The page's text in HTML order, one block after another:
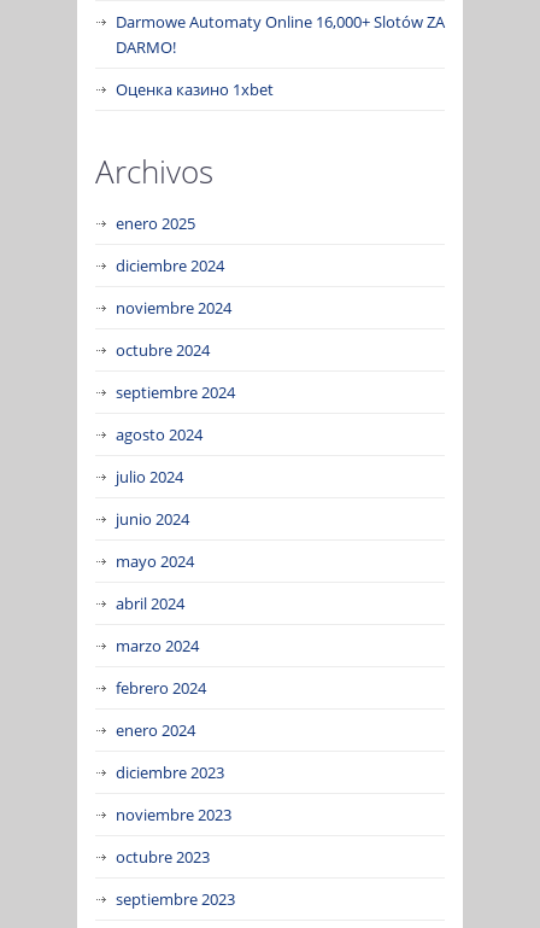
Darmowe Automaty Online 16,000+ Slotów ZA
DARMO!
Оценка казино 1xbet
Archivos
enero 2025
diciembre 2024
noviembre 2024
octubre 2024
septiembre 2024
agosto 2024
julio 2024
junio 2024
mayo 2024
abril 2024
marzo 2024
febrero 2024
enero 2024
diciembre 2023
noviembre 2023
octubre 2023
septiembre 2023